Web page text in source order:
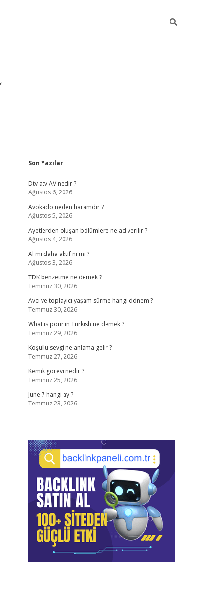
Sidebar
Son Yazılar
Dtv atv AV nedir ?
Ağustos 6, 2026
Avokado neden haramdır ?
Ağustos 5, 2026
Ayetlerden oluşan bölümlere ne ad verilir ?
Ağustos 4, 2026
Al mı daha aktif ni mi ?
Ağustos 3, 2026
TDK benzetme ne demek ?
Temmuz 30, 2026
Avcı ve toplayıcı yaşam sürme hangi dönem ?
Temmuz 30, 2026
What is pour in Turkish ne demek ?
Temmuz 29, 2026
Koşullu sevgi ne anlama gelir ?
Temmuz 27, 2026
Kemik görevi nedir ?
Temmuz 25, 2026
June 7 hangi ay ?
Temmuz 23, 2026